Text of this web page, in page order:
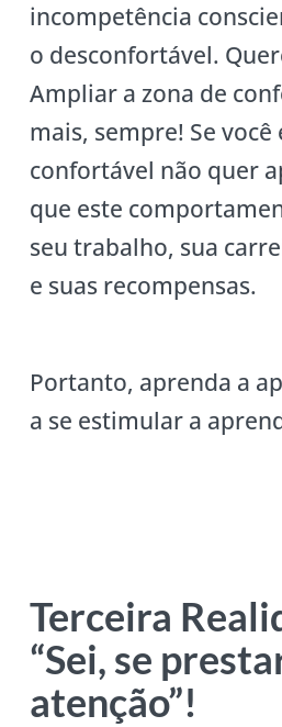
incompetência
o desconfortável.
Ampliar a zona de
mais, sempre! Se
confortável não quer
que este
seu trabalho, sua
e suas recompensas.
Portanto, aprenda a
a se estimular a
Terceira
“Sei, se
atenção”!